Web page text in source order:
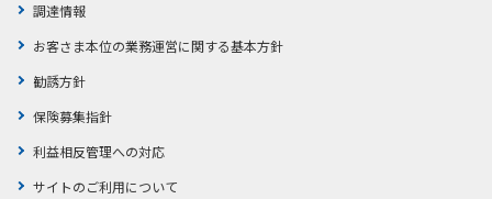
調達情報
お客さま本位の業務運営に関する基本方針
勧誘方針
保険募集指針
利益相反管理への対応
サイトのご利用について